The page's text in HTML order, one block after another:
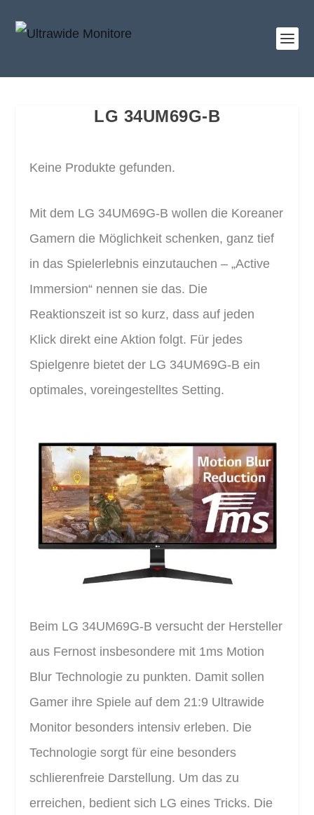
LG 34UM69G-B
Keine Produkte gefunden.
Mit dem LG 34UM69G-B wollen die Koreaner
Gamern die Möglichkeit schenken, ganz tief
in das Spielerlebnis einzutauchen – „Active
Immersion“ nennen sie das. Die
Reaktionszeit ist so kurz, dass auf jeden
Klick direkt eine Aktion folgt. Für jedes
Spielgenre bietet der LG 34UM69G-B ein
optimales, voreingestelltes Setting.
Beim LG 34UM69G-B versucht der Hersteller
aus Fernost insbesondere mit 1ms Motion
Blur Technologie zu punkten. Damit sollen
Gamer ihre Spiele auf dem 21:9 Ultrawide
Monitor besonders intensiv erleben. Die
Technologie sorgt für eine besonders
schlierenfreie Darstellung. Um das zu
erreichen, bedient sich LG eines Tricks. Die